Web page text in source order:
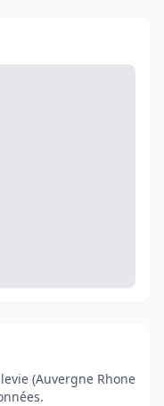
(Auvergne Rhone